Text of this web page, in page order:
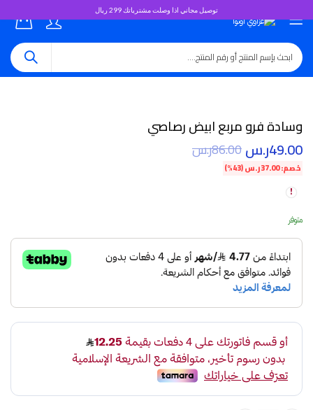
توصيل مجاني اذا وصلت مشترياتك 299 ريال
وسادة فرو مربع ابيض رصاصي
49.00ر.س86.00ر.س
خصم:37.00ر.س(43%)
متوفر